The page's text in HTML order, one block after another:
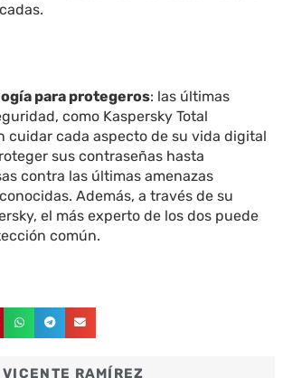
para protegeros: las últimas
como Kaspersky Total
cuidar cada aspecto de su vida digital
sus contraseñas hasta
contra las últimas amenazas
Además, a través de su
el más experto de los dos puede
común.
VICENTE RAMÍREZ